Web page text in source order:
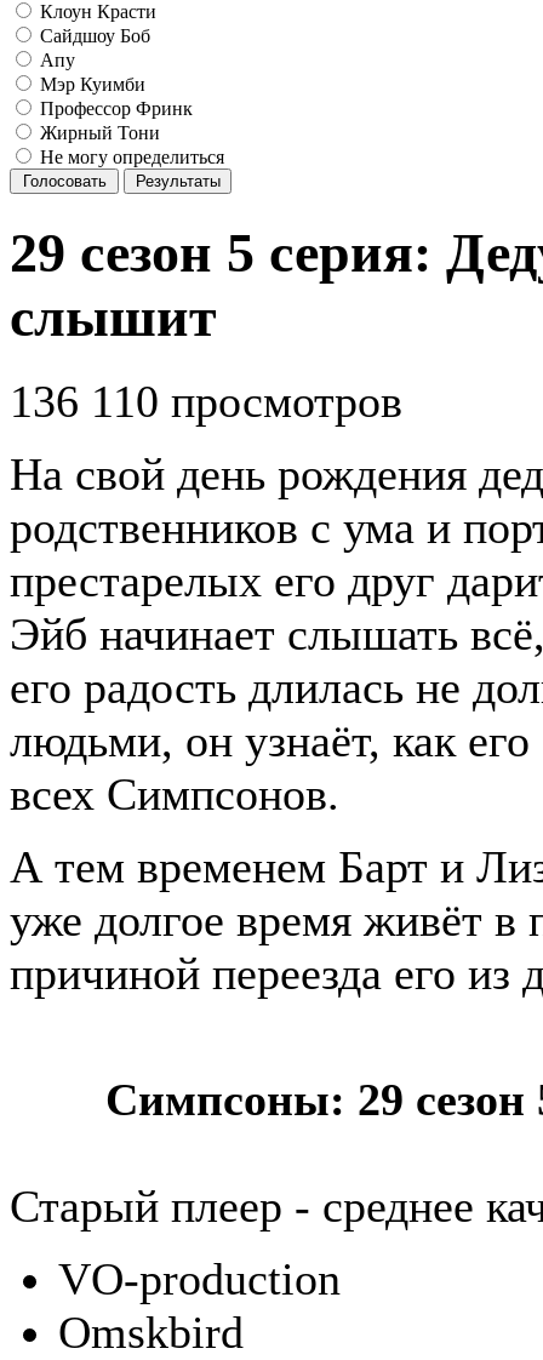
Клоун Красти
Сайдшоу Боб
Апу
Мэр Куимби
Профессор Фринк
Жирный Тони
Не могу определиться
Голосовать Результаты
29 сезон 5 серия:
слышит
136 110 просмотров
На свой день рождения
родственников с ума и
престарелых его друг
Эйб начинает слышать
его радость длилась не
людьми, он узнаёт, как
всех Симпсонов.
А тем временем Барт и
уже долгое время живёт
причиной переезда его из
Симпсоны: 29 сезон
Старый плеер - среднее
VO-production
Omskbird